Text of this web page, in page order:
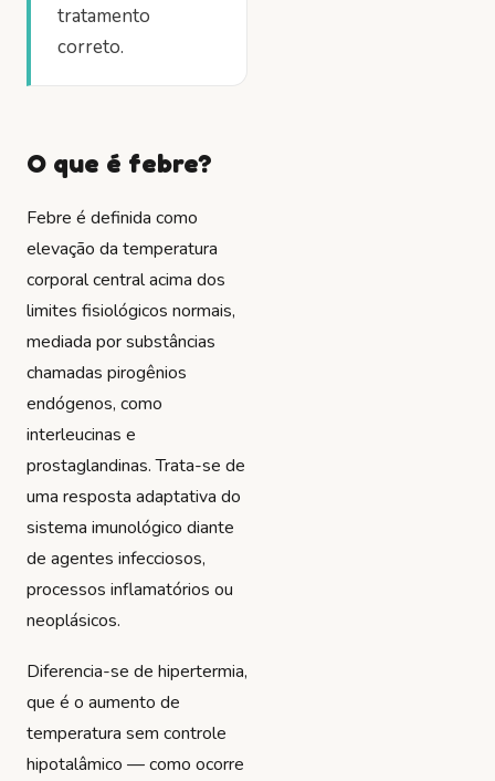
tratamento
correto.
O que é febre?
Febre é definida como
elevação da temperatura
corporal central acima dos
limites fisiológicos normais,
mediada por substâncias
chamadas pirogênios
endógenos, como
interleucinas e
prostaglandinas. Trata-se de
uma resposta adaptativa do
sistema imunológico diante
de agentes infecciosos,
processos inflamatórios ou
neoplásicos.
Diferencia-se de hipertermia,
que é o aumento de
temperatura sem controle
hipotalâmico — como ocorre